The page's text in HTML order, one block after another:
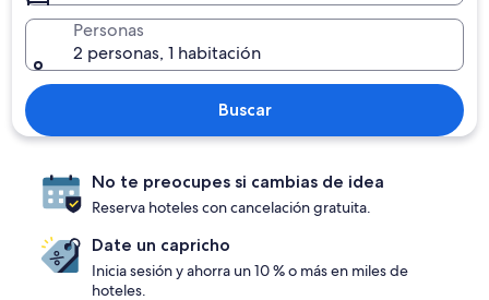
Personas
2 personas, 1 habitación
Buscar
No te preocupes si cambias de idea
Reserva hoteles con cancelación gratuita.
Date un capricho
Inicia sesión y ahorra un 10 % o más en miles de
hoteles.